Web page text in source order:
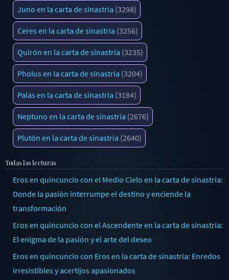
Juno en la carta de sinastría (3298)
Ceres en la carta de sinastría (3256)
Quirón en la carta de sinastría (3235)
Pholus en la carta de sinastría (3204)
Palas en la carta de sinastría (3184)
Neptuno en la carta de sinastría (2676)
Plutón en la carta de sinastría (2640)
Todas las lecturas
Eros en quincuncio con el Medio Cielo en la carta de sinastría:
Donde la pasión interrumpe el destino y enciende la
transformación
Eros en quincuncio con el Ascendente en la carta de sinastría:
El enigma de la pasión y el arte del deseo
Eros en quincuncio con Eros en la carta de sinastría: Enredos
irresistibles y acertijos apasionados